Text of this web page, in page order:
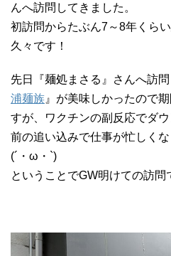
んへ訪問してきました。
初訪問からたぶん7～8年くら
久々です！
先日『麺処まさる』さんへ訪
浦麺族 』が美味しかったので
すが、ワクチンの副反応でダ
前の追い込みで仕事が忙しく
(´・ω・`)
ということでGW明けての訪問